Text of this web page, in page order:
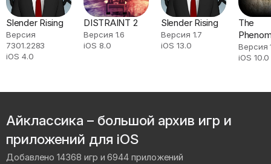
Slender Rising
Версия
7301.2283
iOS 4.0
DISTRAINT 2
Версия 1.6
iOS 8.0
Slender Rising
Версия 1.7
iOS 13.0
The
Версия
iOS 10.0
Айклассика – большой архив игр и
приложений для iOS
Добавлено 14368 игр и 6944 приложений